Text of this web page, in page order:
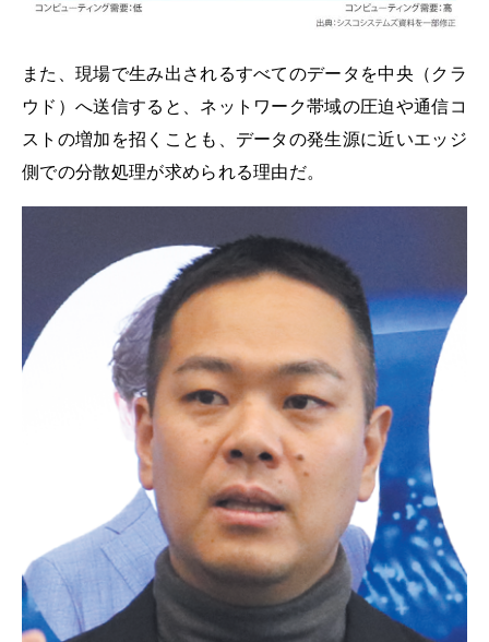
また、現場で生み出されるすべてのデータを中央（クラ
ウド）へ送信すると、ネットワーク帯域の圧迫や通信コ
ストの増加を招くことも、データの発生源に近いエッジ
側での分散処理が求められる理由だ。